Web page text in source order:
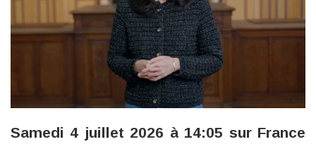
Samedi 4 juillet 2026 à 14:05 sur France